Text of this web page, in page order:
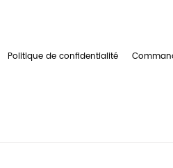
Politique de confidentialité